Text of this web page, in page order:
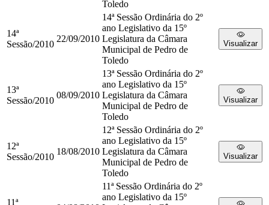
Toledo
14ª
Sessão/2010
22/09/2010
14ª Sessão Ordinária do 2º
ano Legislativo da 15º
Legislatura da Câmara
Municipal de Pedro de
Toledo
Visualizar
13ª
Sessão/2010
08/09/2010
13ª Sessão Ordinária do 2º
ano Legislativo da 15º
Legislatura da Câmara
Municipal de Pedro de
Toledo
Visualizar
12ª
Sessão/2010
18/08/2010
12ª Sessão Ordinária do 2º
ano Legislativo da 15º
Legislatura da Câmara
Municipal de Pedro de
Toledo
Visualizar
11ª
11ª Sessão Ordinária do 2º
ano Legislativo da 15º